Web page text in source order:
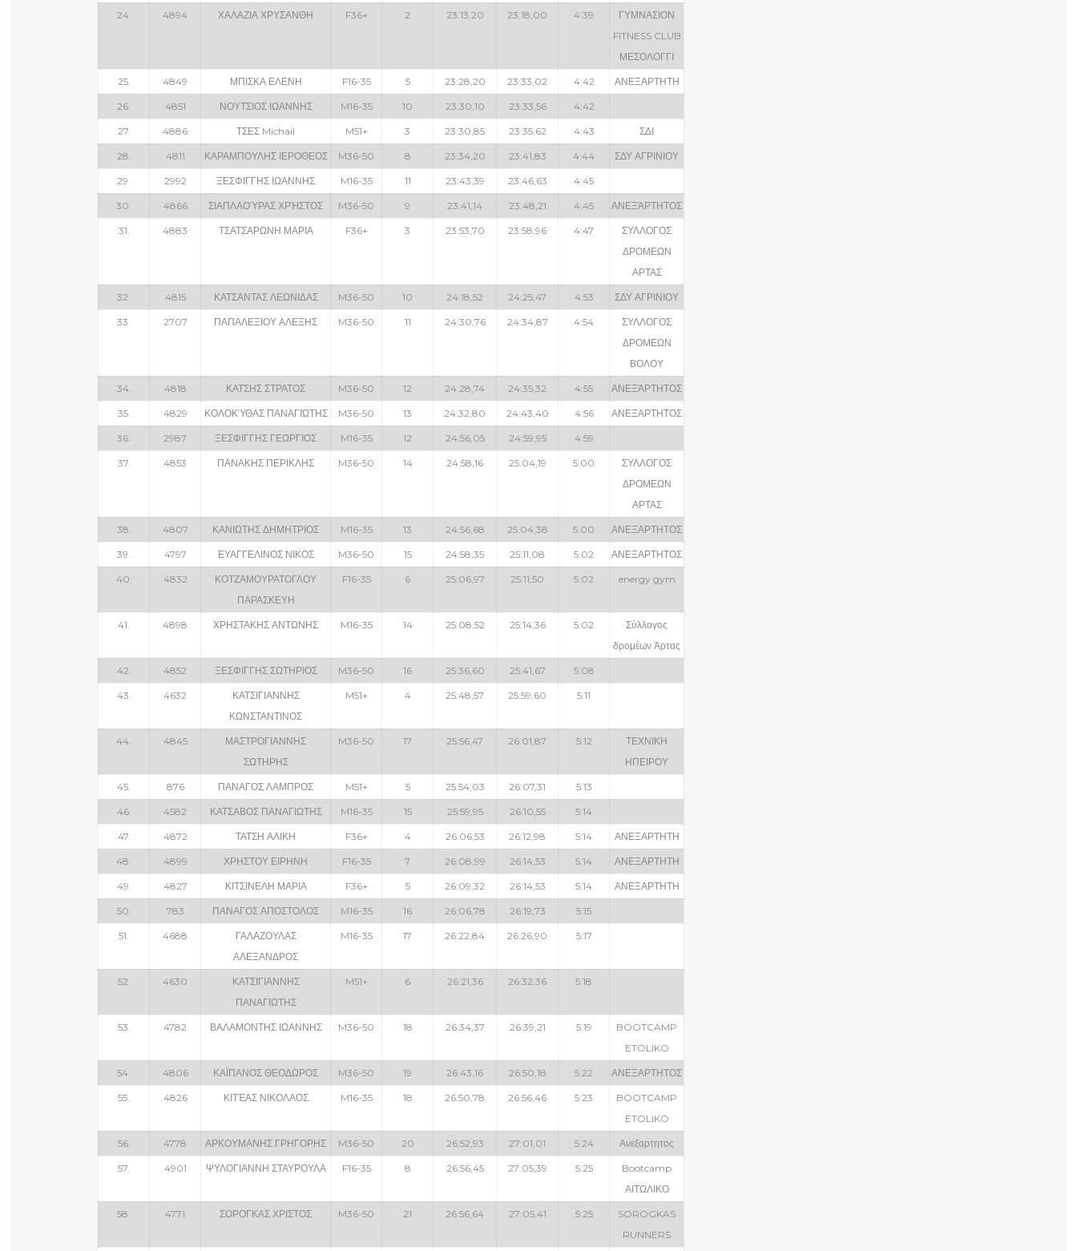
24. 4894 ΧΑΛΑΖΙΑ ΧΡΥΣΑΝΘΗ F36+ 2 23:13,20 23:18,00 4:39
ΓΥΜΝΑΣΙΟΝ
FITNESS CLUB
ΜΕΣΟΛΟΓΓΙ
25. 4849 ΜΠΙΣΚΑ ΕΛΕΝΗ F16-35 5 23:28,20 23:33,02 4:42 ΑΝΕΞΑΡΤΗΤΗ
26. 4851 ΝΟΥΤΣΙΟΣ ΙΩΑΝΝΗΣ M16-35 10 23:30,10 23:33,56 4:42
27. 4886 ΤΣΕΣ Michail M51+ 3 23:30,85 23:35,62 4:43 ΣΔΙ
28. 4811 ΚΑΡΑΜΠΟΥΛΗΣ ΙΕΡΟΘΕΟΣ M36-50 8 23:34,20 23:41,83 4:44 ΣΔΥ ΑΓΡΙΝΙΟΥ
29. 2992 ΞΕΣΦΙΓΓΗΣ ΙΩΑΝΝΗΣ M16-35 11 23:43,39 23:46,63 4:45
30. 4866 ΣΙΑΠΛΑΟΎΡΑΣ ΧΡΉΣΤΟΣ M36-50 9 23:41,14 23:48,21 4:45 ΑΝΕΞΆΡΤΗΤΟΣ
31. 4883 ΤΣΑΤΣΑΡΩΝΗ ΜΑΡΙΑ F36+ 3 23:53,70 23:58,96 4:47
ΣΥΛΛΟΓΟΣ
ΔΡΟΜΕΩΝ
ΑΡΤΑΣ
32. 4815 ΚΑΤΣΑΝΤΑΣ ΛΕΩΝΙΔΑΣ M36-50 10 24:18,52 24:25,47 4:53 ΣΔΥ ΑΓΡΙΝΙΟΥ
33. 2707 ΠΑΠΑΛΕΞΙΟΥ ΑΛΕΞΗΣ M36-50 11 24:30,76 24:34,87 4:54
ΣΥΛΛΟΓΟΣ
ΔΡΟΜΕΩΝ
ΒΟΛΟΥ
34. 4818 ΚΑΤΣΗΣ ΣΤΡΑΤΟΣ M36-50 12 24:28,74 24:35,32 4:55 ΑΝΕΞΆΡΤΗΤΟΣ
35. 4829 ΚΟΛΟΚΎΘΑΣ ΠΑΝΑΓΙΏΤΗΣ M36-50 13 24:32,80 24:43,40 4:56 ΑΝΕΞΑΡΤΗΤΟΣ
36. 2987 ΞΕΣΦΙΓΓΗΣ ΓΕΩΡΓΙΟΣ M16-35 12 24:56,05 24:59,95 4:59
37. 4853 ΠΑΝΑΚΗΣ ΠΕΡΙΚΛΗΣ M36-50 14 24:58,16 25:04,19 5:00
ΣΥΛΛΟΓΟΣ
ΔΡΟΜΕΩΝ
ΑΡΤΑΣ
38. 4807 ΚΑΝΙΩΤΗΣ ΔΗΜΗΤΡΙΟΣ M16-35 13 24:56,68 25:04,38 5:00 ΑΝΕΞΑΡΤΗΤΟΣ
39. 4797 ΕΥΑΓΓΕΛΙΝΟΣ ΝΙΚΟΣ M36-50 15 24:58,35 25:11,08 5:02 ΑΝΕΞΑΡΤΗΤΟΣ
40. 4832
ΚΟΤΖΑΜΟΥΡΑΤΟΓΛΟΥ
ΠΑΡΑΣΚΕΥΗ
F16-35 6 25:06,97 25:11,50 5:02 energy gym
41. 4898 ΧΡΗΣΤΑΚΗΣ ΑΝΤΩΝΗΣ M16-35 14 25:08,52 25:14,36 5:02
Σύλλογος
δρομέων Άρτας
42. 4852 ΞΕΣΦΙΓΓΗΣ ΣΩΤΗΡΙΟΣ M36-50 16 25:36,60 25:41,67 5:08
43. 4632
ΚΑΤΣΙΓΙΑΝΝΗΣ
ΚΩΝΣΤΑΝΤΙΝΟΣ
M51+ 4 25:48,57 25:59,60 5:11
44. 4845
ΜΑΣΤΡΟΓΙΑΝΝΗΣ
ΣΩΤΗΡΗΣ
M36-50 17 25:56,47 26:01,87 5:12
ΤΕΧΝΙΚΗ
ΗΠΕΙΡΟΥ
45. 876 ΠΑΝΑΓΟΣ ΛΑΜΠΡΟΣ M51+ 5 25:54,03 26:07,31 5:13
46. 4582 ΚΑΤΣΑΒΟΣ ΠΑΝΑΓΙΩΤΗΣ M16-35 15 25:59,95 26:10,55 5:14
47. 4872 ΤΑΤΣΗ ΑΛΙΚΗ F36+ 4 26:06,53 26:12,98 5:14 ΑΝΕΞΑΡΤΗΤΗ
48. 4899 ΧΡΗΣΤΟΥ ΕΙΡΗΝΗ F16-35 7 26:08,99 26:14,53 5:14 ΑΝΕΞΑΡΤΗΤΗ
49. 4827 ΚΙΤΣΙΝΕΛΗ ΜΑΡΙΑ F36+ 5 26:09,32 26:14,53 5:14 ΑΝΕΞΑΡΤΗΤΗ
50. 783 ΠΑΝΑΓΟΣ ΑΠΟΣΤΟΛΟΣ M16-35 16 26:06,78 26:19,73 5:15
51. 4688
ΓΑΛΑΖΟΥΛΑΣ
ΑΛΕΞΑΝΔΡΟΣ
M16-35 17 26:22,84 26:26,90 5:17
52. 4630
ΚΑΤΣΙΓΙΑΝΝΗΣ
ΠΑΝΑΓΙΩΤΗΣ
M51+ 6 26:21,36 26:32,36 5:18
53. 4782 ΒΑΛΑΜΟΝΤΗΣ ΙΩΑΝΝΗΣ M36-50 18 26:34,37 26:39,21 5:19
BOOTCAMP
ETOLIKO
54. 4806 ΚΑΪΠΑΝΟΣ ΘΕΟΔΩΡΟΣ M36-50 19 26:43,16 26:50,18 5:22 ΑΝΕΞΑΡΤΗΤΟΣ
55. 4826 ΚΙΤΈΑΣ ΝΙΚΟΛΑΟΣ M16-35 18 26:50,78 26:56,46 5:23
BOOTCAMP
ETOLIKO
56. 4778 ΑΡΚΟΥΜΑΝΗΣ ΓΡΗΓΟΡΗΣ M36-50 20 26:52,93 27:01,01 5:24 Ανεξαρτητος
57. 4901 ΨΥΛΟΓΙΑΝΝΗ ΣΤΑΥΡΟΥΛΑ F16-35 8 26:56,45 27:05,39 5:25
Bootcamp
ΑΙΤΩΛΙΚΟ
58. 4771 ΣΟΡΟΓΚΑΣ ΧΡΙΣΤΟΣ M36-50 21 26:56,64 27:05,41 5:25
SOROGKAS
RUNNERS